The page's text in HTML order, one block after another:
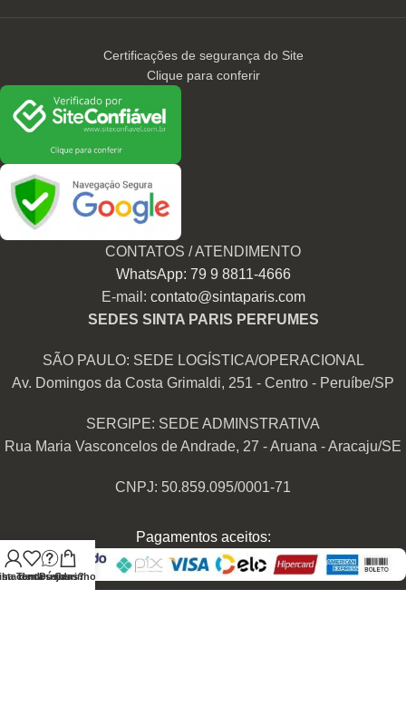
Certificações de segurança do Site
Clique para conferir
CONTATOS / ATENDIMENTO
WhatsApp: 79 9 8811-4666
E-mail: contato@sintaparis.com
SEDES SINTA PARIS PERFUMES
SÃO PAULO: SEDE LOGÍSTICA/OPERACIONAL
Av. Domingos da Costa Grimaldi, 251 - Centro - Peruíbe/SP
SERGIPE: SEDE ADMINSTRATIVA
Rua Maria Vasconcelos de Andrade, 27 - Aruana - Aracaju/SE
CNPJ: 50.859.095/0001-71
Pagamentos aceitos:
conta
de desejos
Tem Dúvidas?
Carrinho